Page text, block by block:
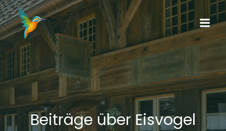
Beiträge über Eisvogel